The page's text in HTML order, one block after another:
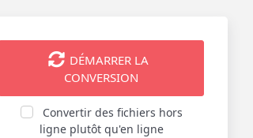
DÉMARRER LA
CONVERSION
Convertir des fichiers hors
ligne plutôt qu'en ligne